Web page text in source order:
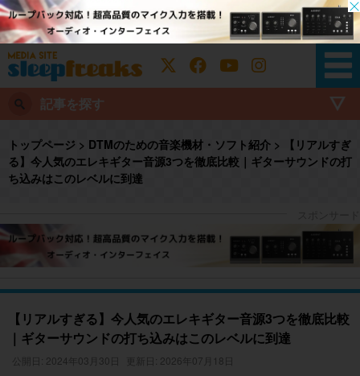
記事を探す
トップページ > DTMのための音楽機材・ソフト紹介 >
【リアルすぎ
る】今人気のエレキギター音源3つを徹底比較｜ギターサウンドの打
ち込みはこのレベルに到達
【リアルすぎる】今人気のエレキギター音源3つを徹底比較
｜ギターサウンドの打ち込みはこのレベルに到達
公開日: 2024年03月30日 更新日: 2026年07月18日